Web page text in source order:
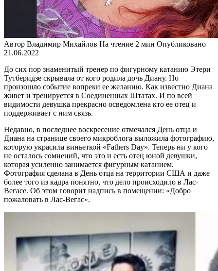
Автор Владимир Михайлов На чтение 2 мин Опубликовано
21.06.2022
До сих пор знаменитый тренер по фигурному катанию Этери
Тутберидзе скрывала от кого родила дочь Диану. Но
произошло событие вопреки ее желанию. Как известно Диана
живет и тренируется в Соединенных Штатах. И по всей
видимости девушка прекрасно осведомлена кто ее отец и
поддерживает с ним связь.
Недавно, в последнее воскресение отмечался День отца и
Диана на странице своего микроблога выложила фотографию,
которую украсила виньеткой «Fathers Day». Теперь ни у кого
не осталось сомнений, что это и есть отец юной девушки,
которая усиленно занимается фигурным катанием.
Фотография сделана в День отца на территории США и даже
более того из кадра понятно, что дело происходило в Лас-
Вегасе. Об этом говорит надпись в помещении: «Добро
пожаловать в Лас-Вегас».